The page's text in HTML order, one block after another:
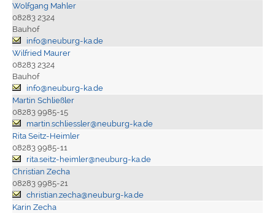
Wolfgang Mahler
08283 2324
Bauhof
info@neuburg-ka.de
Wilfried Maurer
08283 2324
Bauhof
info@neuburg-ka.de
Martin Schließler
08283 9985-15
martin.schliessler@neuburg-ka.de
Rita Seitz-Heimler
08283 9985-11
rita.seitz-heimler@neuburg-ka.de
Christian Zecha
08283 9985-21
christian.zecha@neuburg-ka.de
Karin Zecha